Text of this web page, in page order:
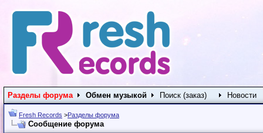
Разделы форума Обмен музыкой Поиск (заказ) Новости
Fresh Records >Разделы форума
Сообщение форума